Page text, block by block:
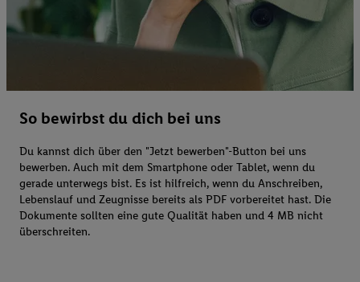
So bewirbst du dich bei uns
Du kannst dich über den "Jetzt bewerben"-Button bei uns
bewerben. Auch mit dem Smartphone oder Tablet, wenn du
gerade unterwegs bist. Es ist hilfreich, wenn du Anschreiben,
Lebenslauf und Zeugnisse bereits als PDF vorbereitet hast. Die
Dokumente sollten eine gute Qualität haben und 4 MB nicht
überschreiten.